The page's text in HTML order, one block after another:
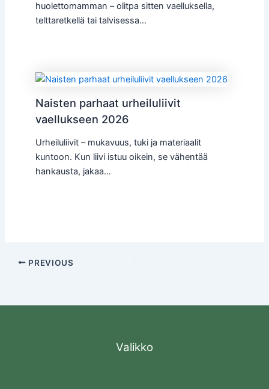
huolettomamman – olitpa sitten vaelluksella,
telttaretkellä tai talvisessa…
Naisten parhaat urheiluliivit
vaellukseen 2026
Urheiluliivit – mukavuus, tuki ja materiaalit
kuntoon. Kun liivi istuu oikein, se vähentää
hankausta, jakaa…
PREVIOUS
Valikko